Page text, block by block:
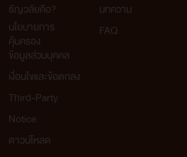
นิยาย 4 เรื่อง ของ "
ธัญวลัยคือ?
นโยบายการ
คุ้มครอง
ข้อมูลส่วนบุคคล
เงื่อนไขและข้อตกลง
Third-Party
Notice
ดาวน์โหลด
บทความ
FAQ